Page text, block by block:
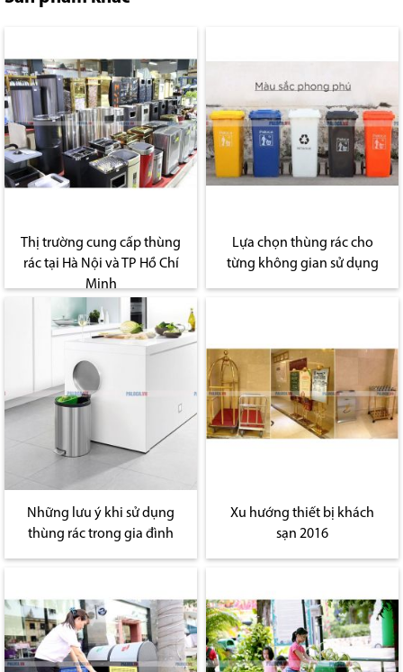
Thị trường cung cấp thùng
rác tại Hà Nội và TP Hồ Chí
Minh
Lựa chọn thùng rác cho
từng không gian sử dụng
Những lưu ý khi sử dụng
thùng rác trong gia đình
Xu hướng thiết bị khách
sạn 2016